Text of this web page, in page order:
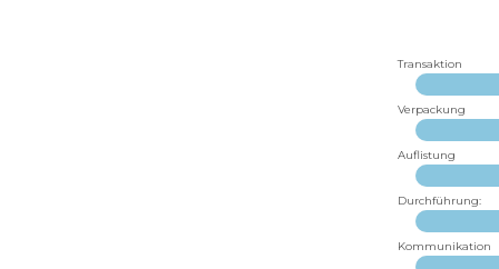
Transaktion
Verpackung
Auflistung
Durchführung:
Kommunikation